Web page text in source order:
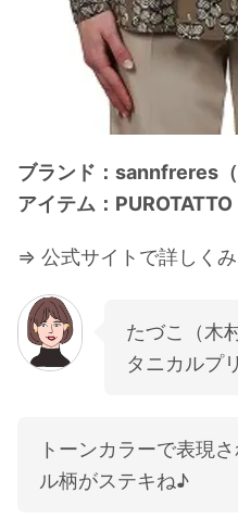
ブランド：sannfreres（
アイテム：
⇒ 公式サイトで詳しく
たづこ（木
タニカルプ
トーンカラーで表現
ル柄がステキね♪